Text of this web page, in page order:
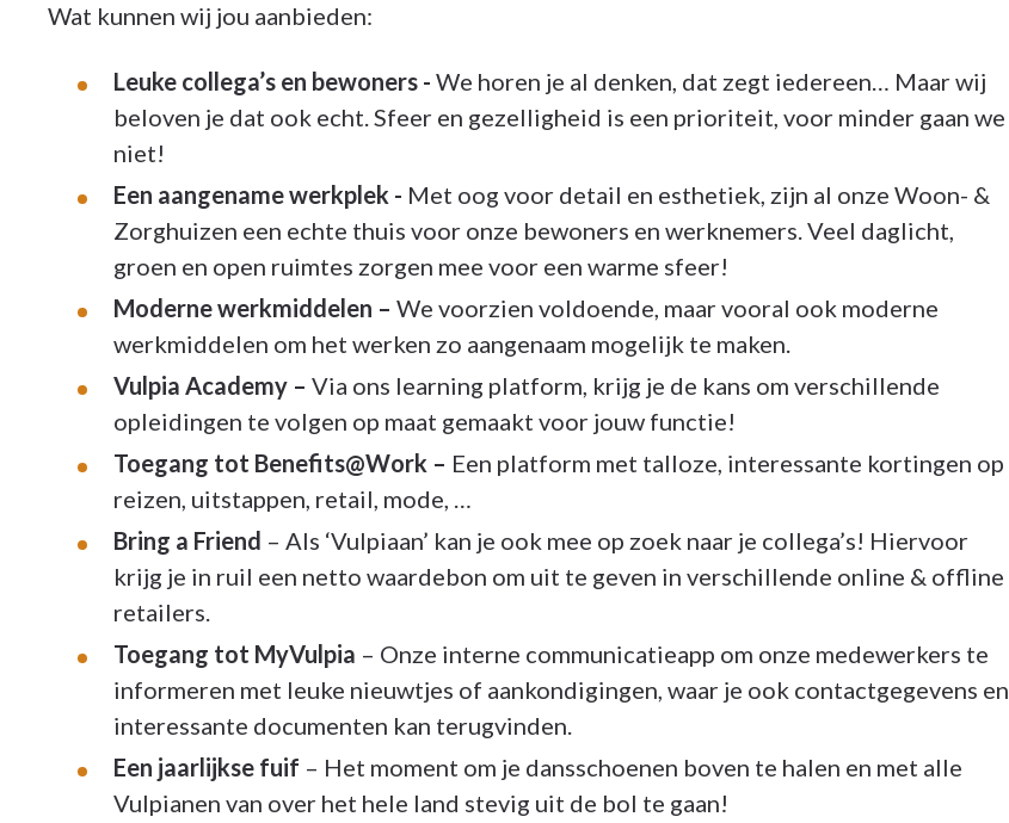
Wat kunnen wij jou aanbieden:
Leuke collega’s en bewoners - We horen je al denken, dat zegt iedereen… Maar wij
beloven je dat ook echt. Sfeer en gezelligheid is een prioriteit, voor minder gaan we
niet!
Een aangename werkplek - Met oog voor detail en esthetiek, zijn al onze Woon- &
Zorghuizen een echte thuis voor onze bewoners en werknemers. Veel daglicht,
groen en open ruimtes zorgen mee voor een warme sfeer!
Moderne werkmiddelen – We voorzien voldoende, maar vooral ook moderne
werkmiddelen om het werken zo aangenaam mogelijk te maken.
Vulpia Academy – Via ons learning platform, krijg je de kans om verschillende
opleidingen te volgen op maat gemaakt voor jouw functie!
Toegang tot Benefits@Work – Een platform met talloze, interessante kortingen op
reizen, uitstappen, retail, mode, …
Bring a Friend – Als ‘Vulpiaan’ kan je ook mee op zoek naar je collega’s! Hiervoor
krijg je in ruil een netto waardebon om uit te geven in verschillende online & offline
retailers.
Toegang tot MyVulpia – Onze interne communicatieapp om onze medewerkers te
informeren met leuke nieuwtjes of aankondigingen, waar je ook contactgegevens en
interessante documenten kan terugvinden.
Een jaarlijkse fuif – Het moment om je dansschoenen boven te halen en met alle
Vulpianen van over het hele land stevig uit de bol te gaan!